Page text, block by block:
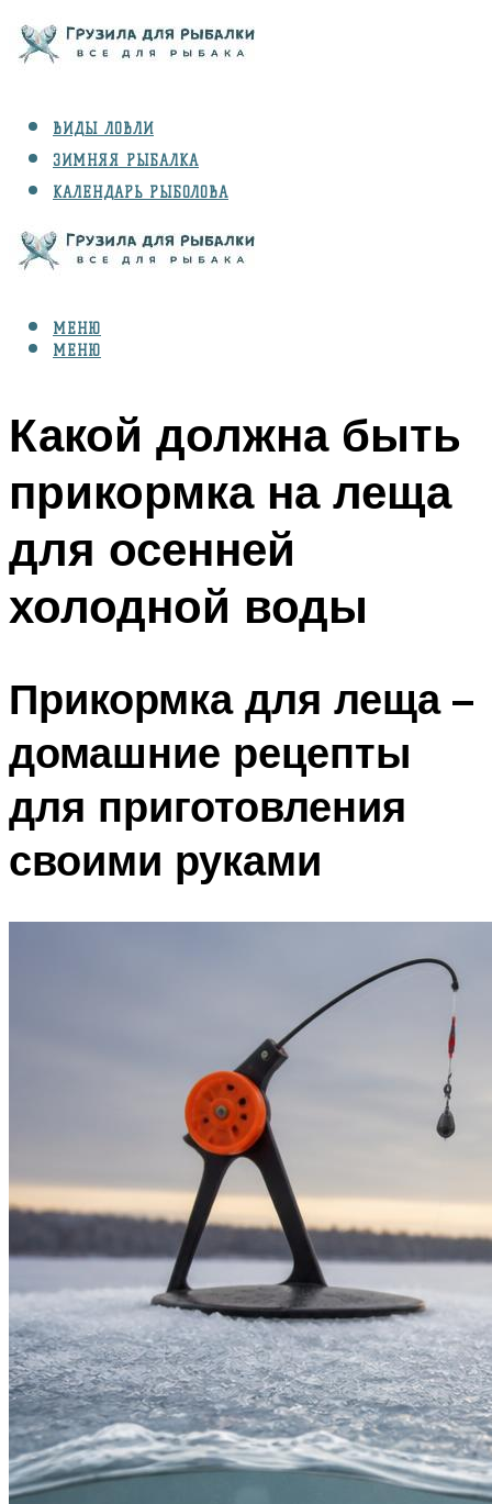
ВИДЫ ЛОВЛИ
ЗИМНЯЯ РЫБАЛКА
КАЛЕНДАРЬ РЫБОЛОВА
СНАРЯЖЕНИЕ
МЕНЮ
МЕНЮ
Какой должна быть
прикормка на леща
для осенней
холодной воды
Прикормка для леща –
домашние рецепты
для приготовления
своими руками